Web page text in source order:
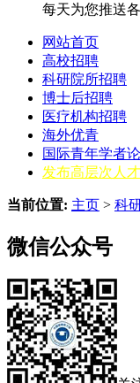
每天为您推送
网站首页
高校招聘
科研院所招聘
博士后招聘
医疗机构招聘
海外优青
国际青年学者
发布高层次人
当前位置: 主页 > 科
微信公众号